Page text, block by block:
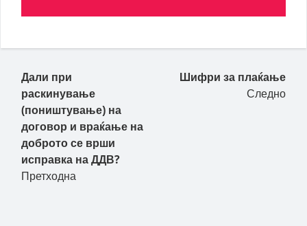
Пост навигација
Дали при
раскинување
(поништување) на
договор и враќање на
доброто се врши
исправка на ДДВ?
Претходна
Шифри за плаќање
Следно